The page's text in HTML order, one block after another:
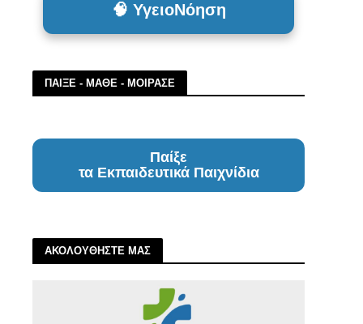
🧠 ΥγειοΝόηση
ΠΑΙΞΕ - ΜΑΘΕ - ΜΟΙΡΑΣΕ
Παίξε
τα Εκπαιδευτικά Παιχνίδια
ΑΚΟΛΟΥΘΗΣΤΕ ΜΑΣ